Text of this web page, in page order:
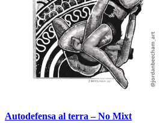
Autodefensa al terra – No Mixt